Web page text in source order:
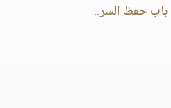
حفظ السر..